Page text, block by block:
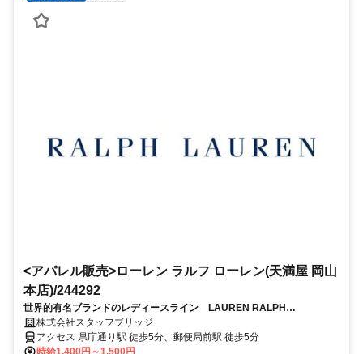
<アパレル販売>ローレン ラルフ ローレン(天満屋 岡山
本店)/244292
世界的有名ブランドのレディースライン LAUREN RALPH
LAUREN（岡山天満屋）前払いOK
株式会社スタッフブリッジ
アクセス 県庁通り駅 徒歩5分、郵便局前駅 徒歩5分
時給1,400円～1,500円